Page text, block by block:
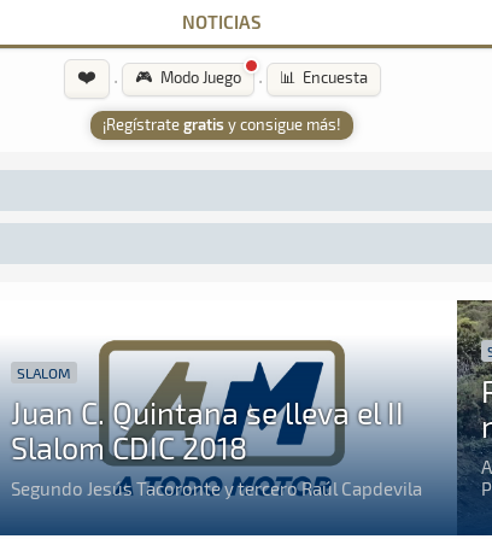
NOTICIAS
❤️ · 🎮 Modo Juego · 📊 Encuesta
¡Regístrategratis y consigue más!
SLALOM
Juan C. Quintana se lleva el II
Slalom CDIC 2018
Segundo Jesús Tacoronte y tercero Raúl Capdevila